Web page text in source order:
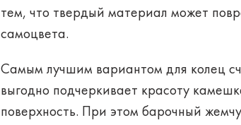
тем, что твердый материал может
самоцвета.
Самым лучшим вариантом для колец
выгодно подчеркивает красоту
поверхность. При этом барочный